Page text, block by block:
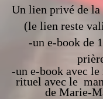
Un lien privé de
(le lien reste
-un e-book de
-un e-book avec
rituel avec le
de Marie-